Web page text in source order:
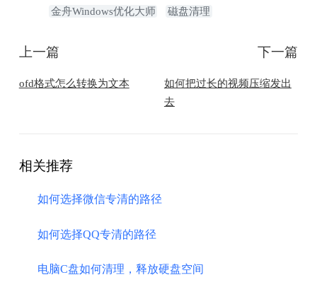
金舟Windows优化大师 磁盘清理
上一篇
ofd格式怎么转换为文本
下一篇
如何把过长的视频压缩发出
去
相关推荐
如何选择微信专清的路径
如何选择QQ专清的路径
电脑C盘如何清理，释放硬盘空间